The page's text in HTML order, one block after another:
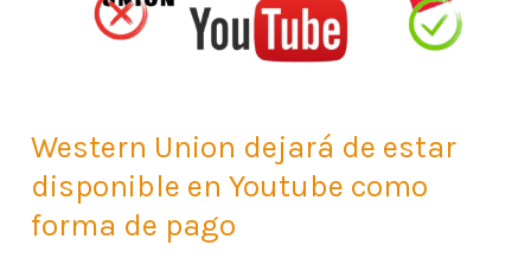
Western Union dejará de estar
disponible en Youtube como
forma de pago
disponible
forma
de
pago